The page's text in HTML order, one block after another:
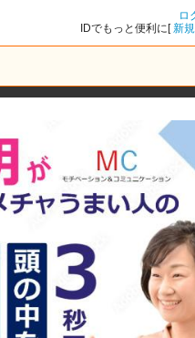
ロ
IDでもっと便利に[新